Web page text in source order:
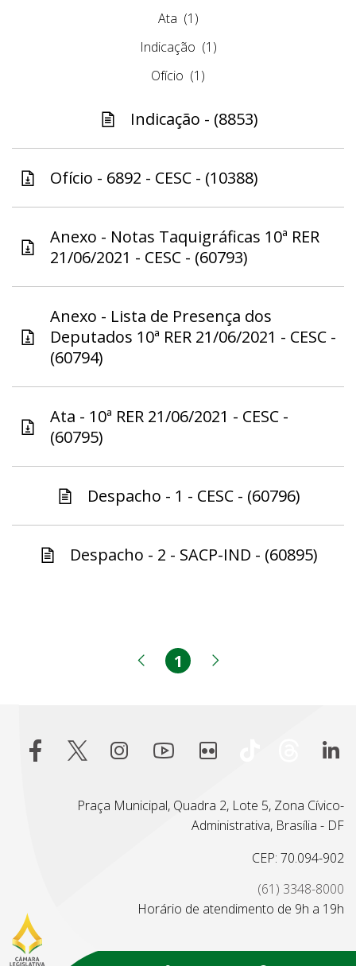
Ata (1)
Indicação (1)
Ofício (1)
Indicação - (8853)
Ofício - 6892 - CESC - (10388)
Anexo - Notas Taquigráficas 10ª RER
21/06/2021 - CESC - (60793)
Anexo - Lista de Presença dos
Deputados 10ª RER 21/06/2021 - CESC -
(60794)
Ata - 10ª RER 21/06/2021 - CESC -
(60795)
Despacho - 1 - CESC - (60796)
Despacho - 2 - SACP-IND - (60895)
Página anterior
Página
1
Praça Municipal, Quadra 2, Lote 5, Zona Cívico-
Administrativa, Brasília - DF
CEP: 70.094-902
(61) 3348-8000
Horário de atendimento de 9h a 19h